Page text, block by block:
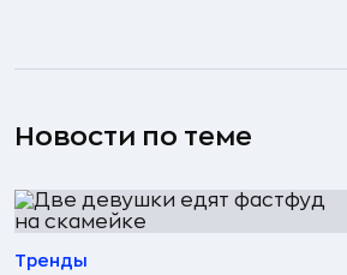
Новости по теме
Тренды